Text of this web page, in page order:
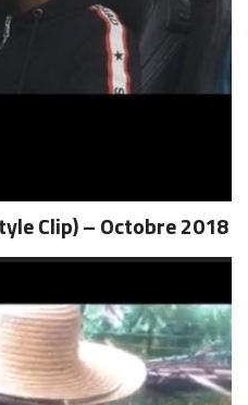
Clip) – Octobre 2018